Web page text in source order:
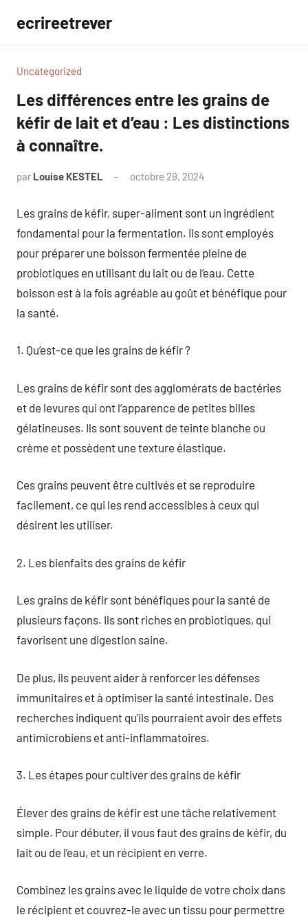
contenu
ecrireetrever
Uncategorized
Les différences entre les grains de
kéfir de lait et d’eau : Les distinctions
à connaître.
par Louise KESTEL octobre 29, 2024
Les grains de kéfir, super-aliment sont un ingrédient
fondamental pour la fermentation. Ils sont employés
pour préparer une boisson fermentée pleine de
probiotiques en utilisant du lait ou de l’eau. Cette
boisson est à la fois agréable au goût et bénéfique pour
la santé.
1. Qu’est-ce que les grains de kéfir ?
Les grains de kéfir sont des agglomérats de bactéries
et de levures qui ont l’apparence de petites billes
gélatineuses. Ils sont souvent de teinte blanche ou
crème et possèdent une texture élastique.
Ces grains peuvent être cultivés et se reproduire
facilement, ce qui les rend accessibles à ceux qui
désirent les utiliser.
2. Les bienfaits des grains de kéfir
Les grains de kéfir sont bénéfiques pour la santé de
plusieurs façons. Ils sont riches en probiotiques, qui
favorisent une digestion saine.
De plus, ils peuvent aider à renforcer les défenses
immunitaires et à optimiser la santé intestinale. Des
recherches indiquent qu’ils pourraient avoir des effets
antimicrobiens et anti-inflammatoires.
3. Les étapes pour cultiver des grains de kéfir
Élever des grains de kéfir est une tâche relativement
simple. Pour débuter, il vous faut des grains de kéfir, du
lait ou de l’eau, et un récipient en verre.
Combinez les grains avec le liquide de votre choix dans
le récipient et couvrez-le avec un tissu pour permettre